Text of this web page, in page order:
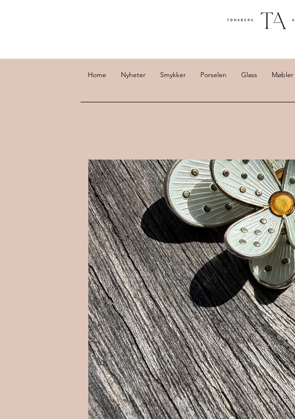
Home Nyheter Smykker Porselen Glass Møbler